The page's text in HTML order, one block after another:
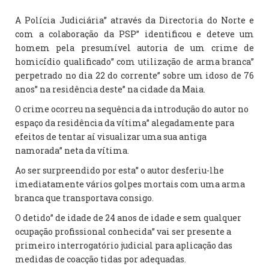
A Polícia Judiciária” através da Directoria do Norte e
com a colaboração da PSP” identificou e deteve um
homem pela presumível autoria de um crime de
homicídio qualificado” com utilização de arma branca”
perpetrado no dia 22 do corrente” sobre um idoso de 76
anos” na residência deste” na cidade da Maia.
O crime ocorreu na sequência da introdução do autor no
espaço da residência da vítima” alegadamente para
efeitos de tentar aí visualizar uma sua antiga
namorada” neta da vítima.
Ao ser surpreendido por esta” o autor desferiu-lhe
imediatamente vários golpes mortais com uma arma
branca que transportava consigo.
O detido” de idade de 24 anos de idade e sem qualquer
ocupação profissional conhecida” vai ser presente a
primeiro interrogatório judicial para aplicação das
medidas de coacção tidas por adequadas.